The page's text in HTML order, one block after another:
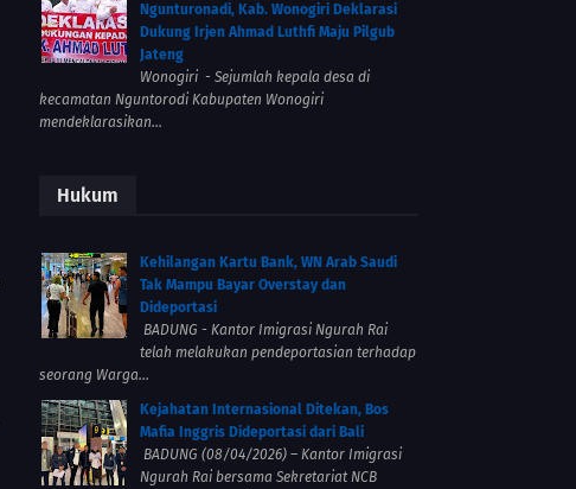
Ngunturonadi, Kab. Wonogiri Deklarasi
Dukung Irjen Ahmad Luthfi Maju Pilgub
Jateng
Wonogiri - Sejumlah kepala desa di
kecamatan Nguntorodi Kabupaten Wonogiri
mendeklarasikan...
Hukum
Kehilangan Kartu Bank, WN Arab Saudi
Tak Mampu Bayar Overstay dan
Dideportasi
BADUNG - Kantor Imigrasi Ngurah Rai
telah melakukan pendeportasian terhadap
seorang Warga...
Kejahatan Internasional Ditekan, Bos
Mafia Inggris Dideportasi dari Bali
BADUNG (08/04/2026) – Kantor Imigrasi
Ngurah Rai bersama Sekretariat NCB